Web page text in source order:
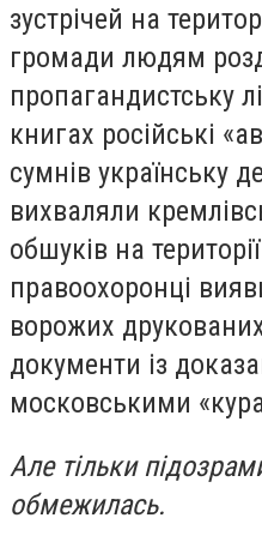
зустрічей на
громади людям
пропагандистську
книгах російські
сумнів українську
вихваляли
обшуків на
правоохоронці
ворожих друкованих
документи із
московськими
Але тільки
обмежилась.